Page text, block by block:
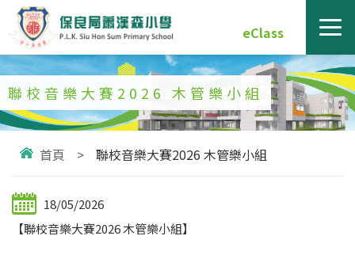
eClass
聯校音樂大賽2026 木管樂小組
首頁 > 聯校音樂大賽2026 木管樂小組
18/05/2026
【聯校音樂大賽2026 木管樂小組】